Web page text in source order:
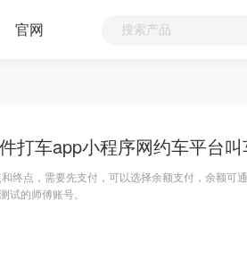
官网
打车app小程序网约车平台
终点，需要先支付，可以选择余额支付，余额可
试的师傅账号。